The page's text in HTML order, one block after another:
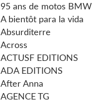
95 ans de motos BMW
A bientôt para la vida
Absurditerre
Across
ACTUSF EDITIONS
ADA EDITIONS
After Anna
AGENCE TG